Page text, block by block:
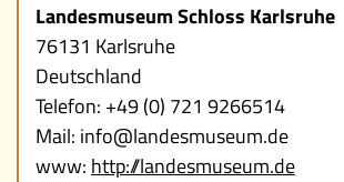
Mach mit!
Schulmaterialien
Landesmuseum Schloss Karlsruhe
76131 Karlsruhe
Deutschland
Telefon: +49 (0) 721 9266514
Mail: info@landesmuseum.de
www: http://landesmuseum.de